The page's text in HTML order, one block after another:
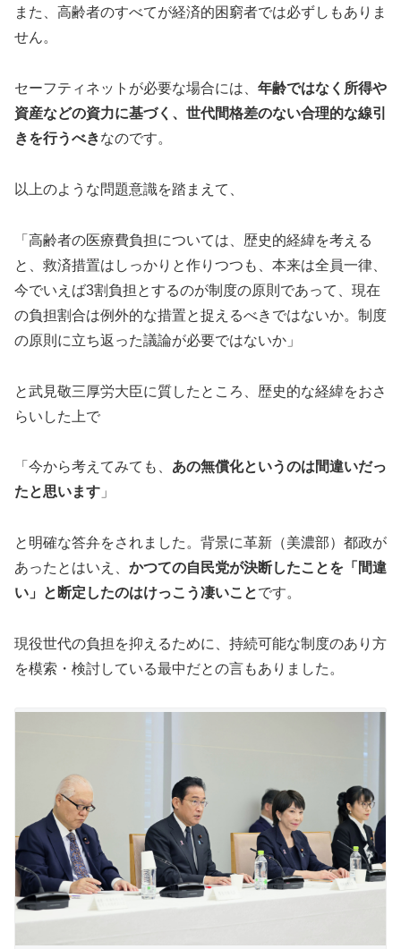
また、高齢者のすべてが経済的困窮者では必ずしもありま
せん。
セーフティネットが必要な場合には、 年齢ではなく所得や
資産などの資力に基づく、世代間格差のない合理的な線引
きを行うべきなのです。
以上のような問題意識を踏まえて、
「高齢者の医療費負担については、歴史的経緯を考える
と、救済措置はしっかりと作りつつも、本来は全員一律、
今でいえば3割負担とするのが制度の原則であって、現在
の負担割合は例外的な措置と捉えるべきではないか。制度
の原則に立ち返った議論が必要ではないか」
と武見敬三厚労大臣に質したところ、歴史的な経緯をおさ
らいした上で
「今から考えてみても、 あの無償化というのは間違いだっ
たと思います 」
と明確な答弁をされました。背景に革新（美濃部）都政が
あったとはいえ、 かつての自民党が決断したことを「間違
い」と断定したのはけっこう凄いことです。
現役世代の負担を抑えるために、持続可能な制度のあり方
を模索・検討している最中だとの言もありました。